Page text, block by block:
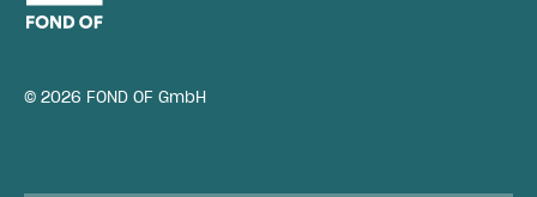
© 2026 FOND OF GmbH